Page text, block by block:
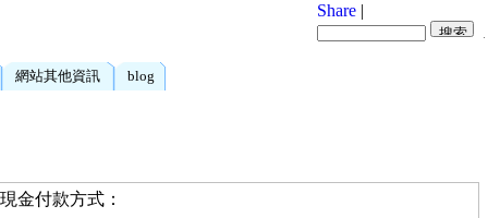
Share |
網站其他資訊 blog
金付款方式：